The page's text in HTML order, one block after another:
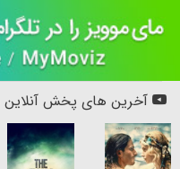
آخرین های پخش آنلاین